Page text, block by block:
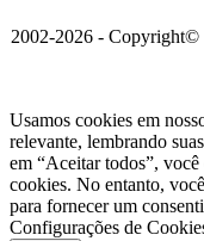
2002-2026 - Copyright©
Usamos cookies em
relevante, lembrando
em “Aceitar todos”,
cookies. No entanto,
para fornecer um
Configurações de